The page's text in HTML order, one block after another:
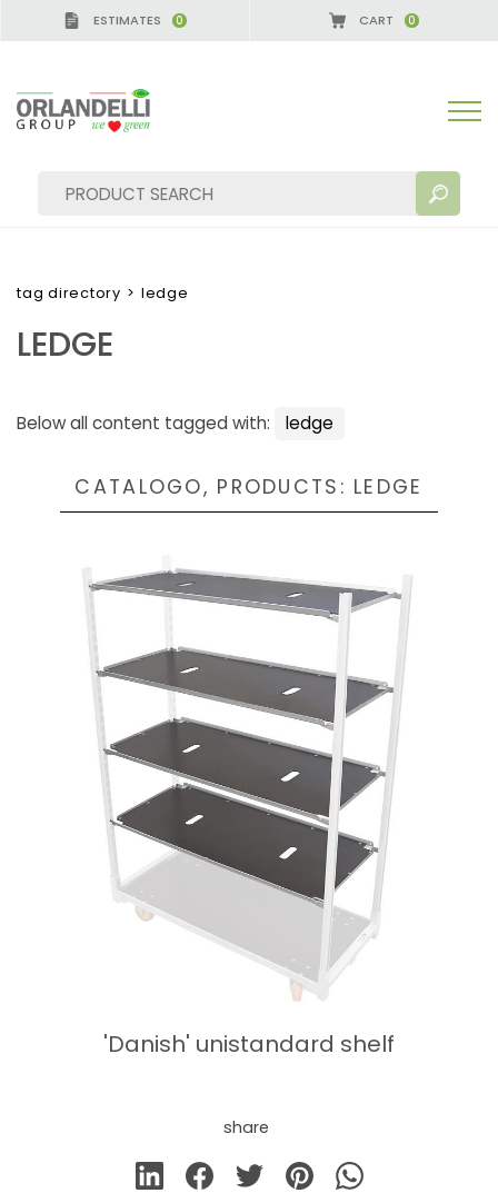
ESTIMATES 0 CART 0
SEARCH RESULTS:
tag directory > ledge
LEDGE
Below all content tagged with: ledge
CATALOGO, PRODUCTS: LEDGE
'Danish' unistandard shelf
share
GERMANY - SPONSOR